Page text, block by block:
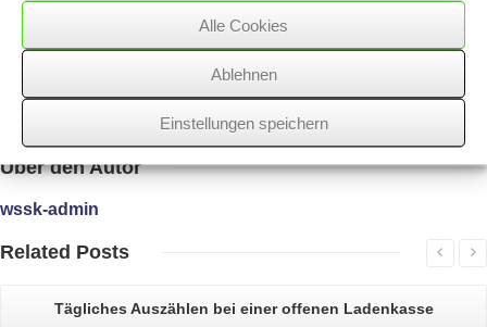
Alle Cookies
Ablehnen
Einstellungen speichern
sicherer Anhalt für die Höhe der Zuschätzung gegeben sind.
26/07/2019 / WSSK
Überden Autor
wssk-admin
Related Posts
Tägliches Auszählen bei eineroffenen Ladenkasse